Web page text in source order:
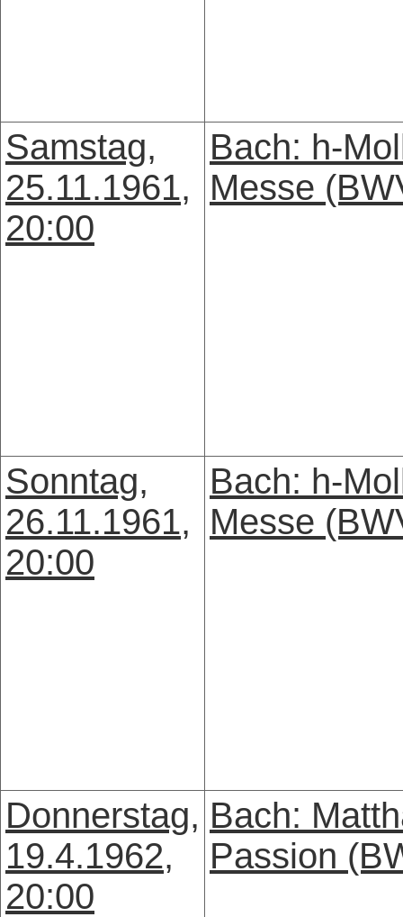
Samstag,
25.11.1961,
20:00
Bach: h-
Messe
Sonntag,
26.11.1961,
20:00
Bach: h-
Messe
Donnerstag,
19.4.1962,
20:00
Bach:
Passion